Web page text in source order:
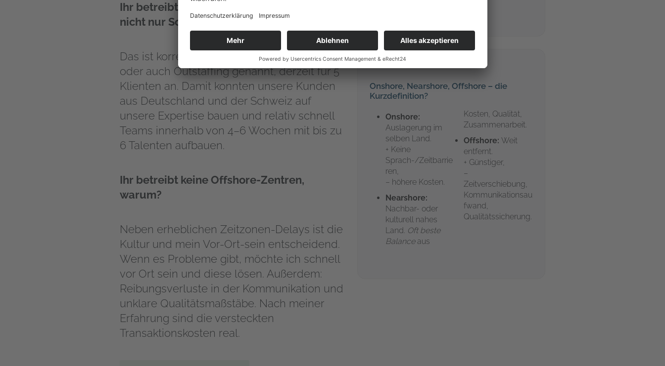
Ihr betreibt in euren Nearshoring-Zentren
nicht nur Sourcing für euch selbst?
Das ist korrekt. Wir bieten das Nearshoring
oder auch Outstaffing genannt, derzeit für 5
Klienten an. Damit konnten unsere Kunden
aus Deutschland und der Schweiz auf
unsere Expertise bauen und relativ schnell
Teams innerhalb von 4–6 Wochen mit bis zu
6 Talenten aufbauen.
Ihr betreibt keine Offshore-Zentren,
warum?
Neben erheblichen Zeitzonen-Delays ist die
Kultur und mein Vor-Ort-sein entscheidend.
Wenn es Probleme gibt, möchte ich schnell
vor Ort sein und diese lösen. Außerdem:
Reibungsverluste in der Kommunikation und
unklare Qualitätsmaßstäbe. Nach meiner
Erfahrung sind die versteckten
Transaktionskosten real.
Onshore, Nearshore, Offshore – die
Kurzdefinition?
Onshore:
Auslagerung im
selben Land.
+ Keine
Sprach-/Zeitbarrie
ren,
– höhere Kosten.
Nearshore:
Nachbar- oder
kulturell nahes
Land. Oft beste
Balanceaus
Kosten, Qualität,
Zusammenarbeit.
Offshore: Weit
entfernt.
+ Günstiger,
–
Zeitverschiebung,
Kommunikationsau
fwand,
Qualitätssicherung.